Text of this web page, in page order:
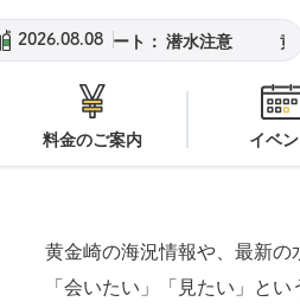
2026.08.08
良里ボート： 潜水注意 黄金崎ビ
料金のご案内 イベ
黄金崎の海況情報や、最新の
「会いたい」「見たい」と